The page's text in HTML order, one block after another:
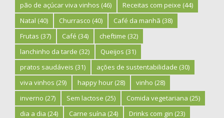
pão de açúcar viva vinhos (46) Receitas com peixe (44)
Natal (40) Churrasco (40) Café da manhã (38)
Frutas (37) Café (34) cheftime (32)
lanchinho da tarde (32) Queijos (31)
pratos saudáveis (31) ações de sustentabilidade (30)
viva vinhos (29) happy hour (28) vinho (28)
inverno (27) Sem lactose (25) Comida vegetariana (25)
dia a dia (24) Carne suína (24) Drinks com gin (23)